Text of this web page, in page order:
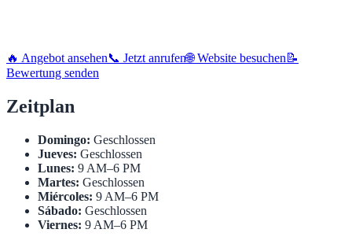
🔥 Angebot ansehen📞 Jetzt anrufen🌐 Website besuchen 📝
Bewertung senden
Zeitplan
Domingo: Geschlossen
Jueves: Geschlossen
Lunes: 9 AM–6 PM
Martes: Geschlossen
Miércoles: 9 AM–6 PM
Sábado: Geschlossen
Viernes: 9 AM–6 PM